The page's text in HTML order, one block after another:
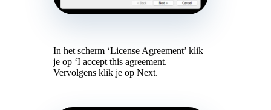
In het scherm ‘License Agreement’ klik
je op ‘I accept this agreement.
Vervolgens klik je op Next.